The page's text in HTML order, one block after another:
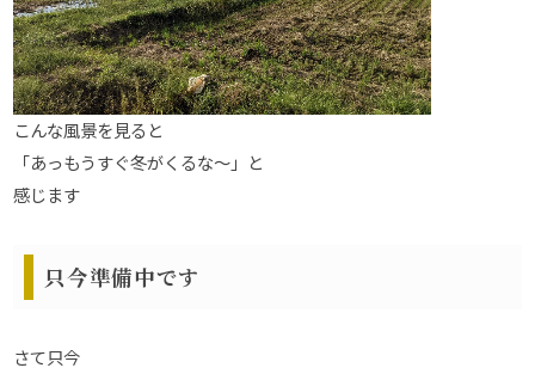
こんな風景を見ると
「あっもうすぐ冬がくるな～」と
感じます
只今準備中です
さて只今